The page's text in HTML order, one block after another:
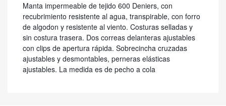
Manta impermeable de tejido 600 Deniers, con
recubrimiento resistente al agua, transpirable, con forro
de algodon y resistente al viento. Costuras selladas y
sin costura trasera. Dos correas delanteras ajustables
con clips de apertura rápida. Sobrecincha cruzadas
ajustables y desmontables, perneras elásticas
ajustables. La medida es de pecho a cola